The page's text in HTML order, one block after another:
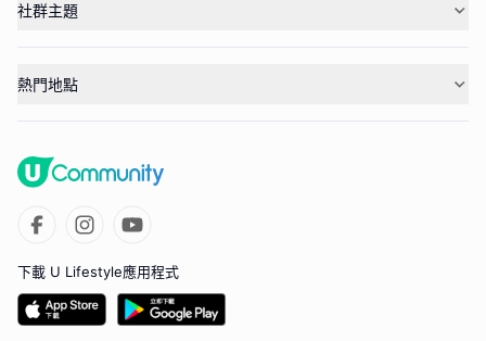
社群主題
熱門地點
下載 U Lifestyle應用程式